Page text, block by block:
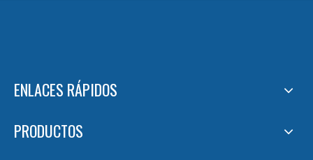
ENLACES RÁPIDOS
PRODUCTOS